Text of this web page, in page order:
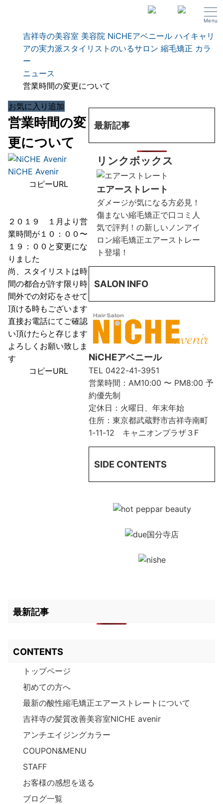
Menu
吉祥寺の美容室 美容院 NiCHEアベニール ハイキャリ
アの実力派スタイリストのいるサロン 縮毛矯正 カラ
ー
ニュース
営業時間の変更について
お気に入り追加
営業時間の変
更について
NiCHE Avenir
コピーURL
２０１９ １月より営
業時間が１０：００〜
１９：００と変更にな
りました
尚、スタイリストは時
間の都合が許す限り時
間外での対応をさせて
頂ける時もございます
直接お電話にてご確認
い頂けたらと存じます
よろしくお願い致しま
す
コピーURL
最新記事
リンクボックス
エアーストレート
ダメージが気になる方必見！
傷まない縮毛矯正で口コミ人
気で評判！の新しいノンアイ
ロン縮毛矯正エアーストレー
ト登場！
SALON INFO
NiCHEアベニール
TEL 0422-41-3951
営業時間：AM10:00 〜 PM8:00 予
約優先制
定休日：火曜日、年末年始
住所：東京都武蔵野市吉祥寺南町
1-11-12 キャニオンプラザ３F
SIDE CONTENTS
最新記事
CONTENTS
トップページ
初めての方へ
最新の酸性縮毛矯正エアーストレートについて
吉祥寺の髪質改善美容室NICHE avenir
アンチエイジングカラー
COUPON&MENU
STAFF
お客様の感想を送る
ブログ一覧